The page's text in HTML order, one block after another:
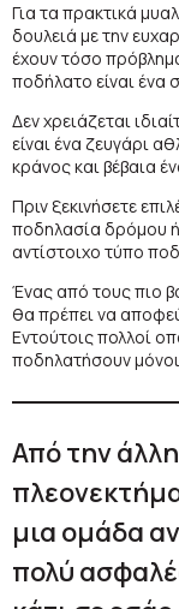
Για τα πρακτικά
δουλειά με την
έχουν τόσο
ποδήλατο είναι ένα
Δεν χρειάζεται
είναι ένα ζευγάρι
κράνος και βέβαια
Πριν ξεκινήσετε
ποδηλασία δρόμου
αντίστοιχο τύπο
Ένας από τους πιο
θα πρέπει να
Εντούτοις πολλοί
ποδηλατήσουν
Από την
μια ομάδα
πολύ